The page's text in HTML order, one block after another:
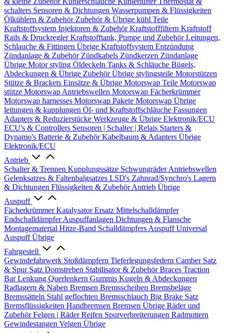
schalters Sensoren & Dichtungen Wasserpumpen & Flüssigkeiten
Ölkühlern & Zubehör Zubehör & Übrige kühl Teile
Kraftstoffsystem Injektoren & ZubehörKraftstofffiltern Kraftstoff
Rails & DruckreglerKraftstofftank, Pumpe und ZubehörLeitungen,
Schlauche & Fittingen Übrige Kraftstoffsystem Entzündung
Zündanlage & Zubehör Zündkabels Zündkerzen Zündanlage
Übrige Motor styling Öldeckeln Tanks & Schläuche Bügels,
Abdeckungen & Übrige ZubehörÜbrige stylingsteile Motorstützen
Stütze & Brackets Einsätze & Übrige Motorswap Teile Motorswap
stütze Motorswap Antriebswellen Motorswap Fächerkrümmer
Motorswap harnesses Motorswap Pakete Motorswap Übrige
leitungen & kupplungen Öl- und Kraftstoffschläuche Fassungen
Adapters & Reduzierstücke Werkzeuge & Übrige Elektronik/ECU
ECU's & Controllers Sensoren | Schalter | Relais Starters &
Dynamo's Batterie & ZubehörKabelbaum & Adapters Übrige
Elektronik/ECU
Antrieb
Schalter & Trennen Kupplungssätze SchwungräderAntriebswellen
Gelenksatzes & Faltenbalgsatzes LSD's Zahnrad/Synchro's Lagern
& Dichtungen Flüssigkeiten & ZubehörAntrieb Übrige
Auspuff
FächerkrümmerKatalysator Ersatz Mittelschalldämpfer
EndschalldämpferAuspuffanlagen Dichtungen & Flansche
Montagematerial Hitze-Band Schalldämpfers Auspuff Universal
Auspuff Übrige
Fahrgestell
Gewindefahrwerk Stoßdämpfern Tieferlegungsfedern Camber Satz
& Spur Satz Domstreben Stabilisator & ZubehörBraces Traction
BarLenkung Querlenkern Gummis Kugeln & Abdeckungen
Radlagern & Naben Bremsen Bremsscheiben Bremsbeläge
Bremssätteln Stahl geflochten Bremsschlauch Big Brake Satz
Bremsflüssigkeiten Handbremsen Bremsen Übrige Räder und
ZubehörFelgen | RäderReifen Spurverbreiterungen Radmuttern
Gewindestangen Velgen Übrige